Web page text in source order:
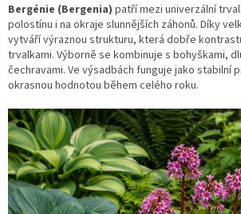
Bergénie (Bergenia) patří mezi univerzální
polostínu i na okraje slunnějších záhonů. Díky
vytváří výraznou strukturu, která dobře
trvalkami. Výborně se kombinuje s bohyškami,
čechravami. Ve výsadbách funguje jako stabilní
okrasnou hodnotou během celého roku.